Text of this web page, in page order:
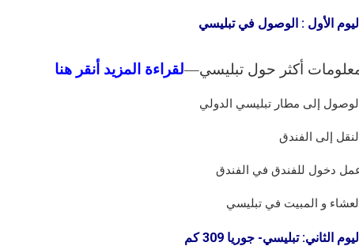
الأول : الوصول في تبليسي
أكثر حول تبليسي—لقراءة المزيد أنقر هنا
إلى مطار تبليسي الدولي
إلى الفندق
دخول للفندق في الفندق
و المبيت في تبليسي
الثاني: تبليسي- جوريا 309 كم